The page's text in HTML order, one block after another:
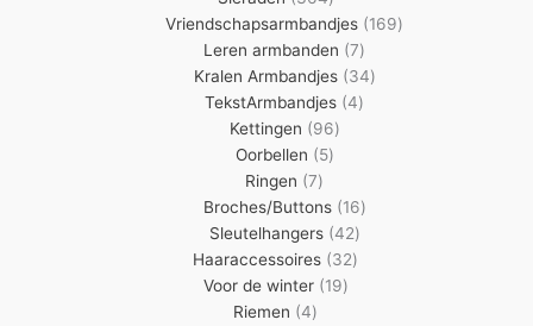
producten
Vriendschapsarmbandjes 169169
Leren armbanden 77
producten
Kralen Armbandjes 3434
TekstArmbandjes 44
Kettingen 9696
producten
Oorbellen 55
Ringen 77
producten
Broches/Buttons 1616
producten
Sleutelhangers 4242
producten
Haaraccessoires 3232
Voor de winter 1919
Riemen 44